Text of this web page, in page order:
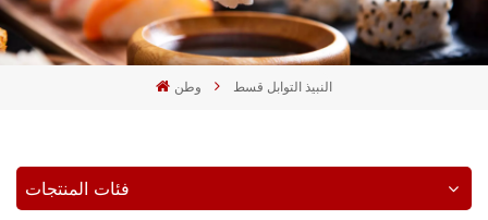
English
français
وطن النبيذ التوابل قسط
فئات المنتجات